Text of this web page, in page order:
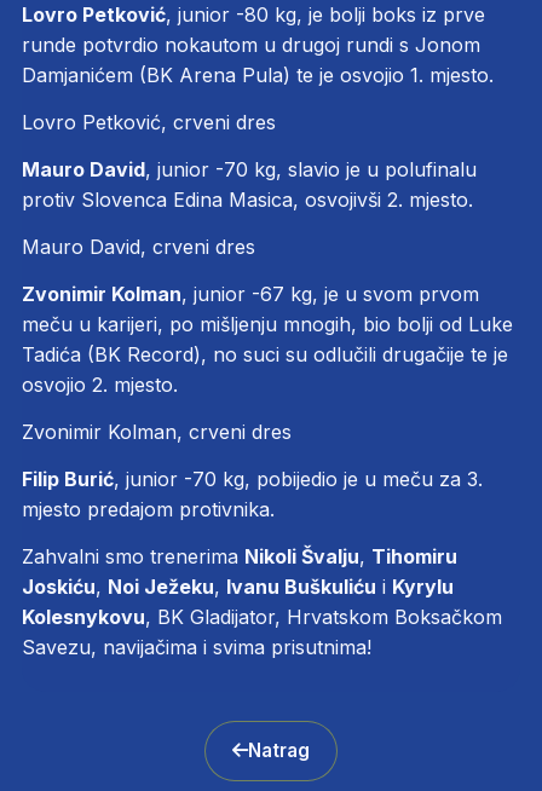
Lovro Petković, junior -80 kg, je bolji boks iz prve
runde potvrdio nokautom u drugoj rundi s Jonom
Damjanićem (BK Arena Pula) te je osvojio 1. mjesto.
Lovro Petković, crveni dres
Mauro David, junior -70 kg, slavio je u polufinalu
protiv Slovenca Edina Masica, osvojivši 2. mjesto.
Mauro David, crveni dres
Zvonimir Kolman, junior -67 kg, je u svom prvom
meču u karijeri, po mišljenju mnogih, bio bolji od Luke
Tadića (BK Record), no suci su odlučili drugačije te je
osvojio 2. mjesto.
Zvonimir Kolman, crveni dres
Filip Burić, junior -70 kg, pobijedio je u meču za 3.
mjesto predajom protivnika.
Zahvalni smo trenerima Nikoli Švalju, Tihomiru
Joskiću, Noi Ježeku, Ivanu Buškuliću i Kyrylu
Kolesnykovu, BK Gladijator, Hrvatskom Boksačkom
Savezu, navijačima i svima prisutnima!
Natrag